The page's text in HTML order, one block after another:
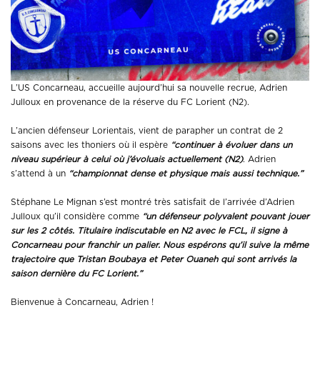
L’US Concarneau, accueille aujourd’hui sa nouvelle recrue, Adrien
Julloux en provenance de la réserve du FC Lorient (N2).
L’ancien défenseur Lorientais, vient de parapher un contrat de 2
saisons avec les thoniers où il espère “continuer à évoluer dans un
niveau supérieur à celui où j’évoluais actuellement (N2). Adrien
s’attend à un “championnat dense et physique mais aussi technique.”
Stéphane Le Mignan s’est montré très satisfait de l’arrivée d’Adrien
Julloux qu’il considère comme “un défenseur polyvalent pouvant jouer
sur les 2 côtés. Titulaire indiscutable en N2 avec le FCL, il signe à
Concarneau pour franchir un palier. Nous espérons qu’il suive la même
trajectoire que Tristan Boubaya et Peter Ouaneh qui sont arrivés la
saison dernière du FC Lorient.”
Bienvenue à Concarneau, Adrien !